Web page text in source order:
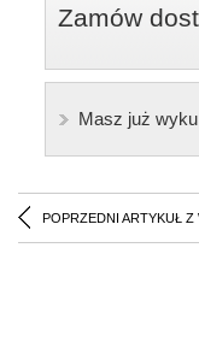
Zamów
Masz już
POPRZEDNI ARTYKUŁ Z